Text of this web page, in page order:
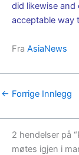
did likewise
acceptable way
Fra AsiaNews
← Forrige Innlegg
2 hendelser på
møtes igjen i